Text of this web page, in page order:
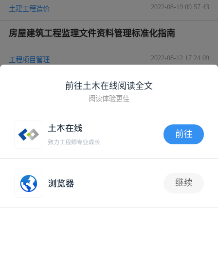
土建工程造价 2022-08-19 09:57:43
房屋建筑工程监理文件资料管理标准化指南
工程项目管理 2022-08-12 17:24:09
监理资料目录(质量、安全），word版直接下载
工程监理各类资料管理要求学起来！
前往土木在线阅读全文
阅读体验更佳
前往
继续